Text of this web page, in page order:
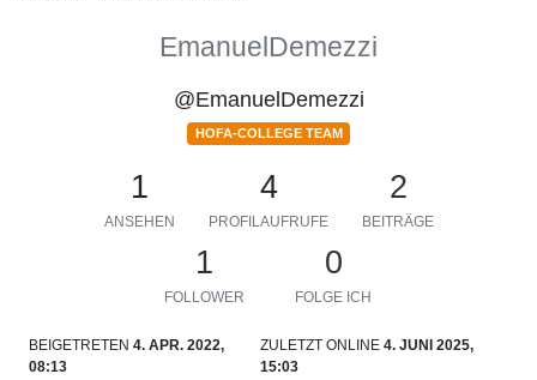
EmanuelDemezzi
@EmanuelDemezzi
HOFA-COLLEGE TEAM
1
ANSEHEN
4
PROFILAUFRUFE
2
BEITRÄGE
1
FOLLOWER
0
FOLGE ICH
BEIGETRETEN 4. APR. 2022,
08:13
ZULETZT ONLINE 4. JUNI 2025,
15:03